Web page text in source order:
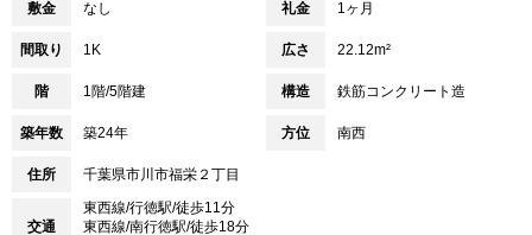
敷金 なし 礼金 1ヶ月
間取り 1K 広さ 22.12m²
階 1階/5階建 構造 鉄筋コンクリート造
築年数 築24年 方位 南西
住所 千葉県市川市福栄２丁目
交通
東西線/行徳駅/徒歩11分
東西線/南行徳駅/徒歩18分